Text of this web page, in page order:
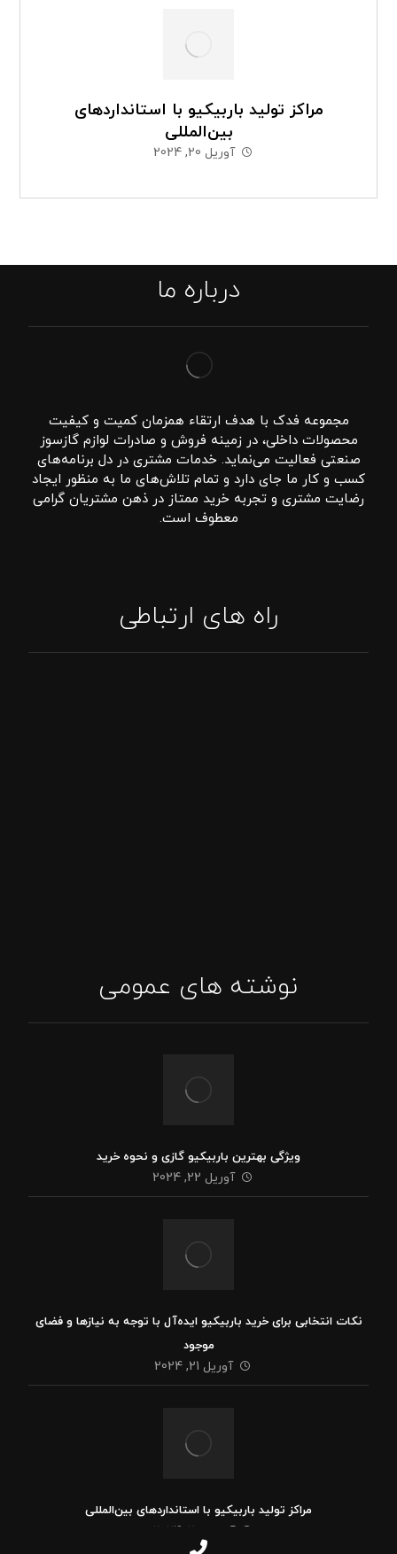
مراکز تولید باربیکیو با استانداردهای
بین‌المللی
آوریل 20, 2024
درباره ما
مجموعه فدک با هدف ارتقاء همزمان کمیت و کیفیت
محصولات داخلی، در زمینه فروش و صادرات لوازم گازسوز
صنعتی فعالیت می‌نماید. خدمات مشتری در دل برنامه‌های
کسب و کار ما جای دارد و تمام تلاش‌های ما به منظور ایجاد
رضایت مشتری و تجربه خرید ممتاز در ذهن مشتریان گرامی
معطوف است.
راه های ارتباطی
نوشته های عمومی
ویژگی بهترین باربیکیو گازی و نحوه خرید
آوریل 22, 2024
نکات انتخابی برای خرید باربیکیو ایده‌آل با توجه به نیازها و فضای
موجود
آوریل 21, 2024
مراکز تولید باربیکیو با استانداردهای بین‌المللی
آوریل 20, 2024